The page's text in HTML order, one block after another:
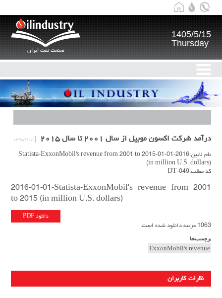
صنعت نفت ایران
1405/5/15
Thursday
درآمد شرکت اکسون موبیل از سال ۲۰۰۱ تا سال ۲۰۱۵ ۱۳۹۵/۲/۱۷
نام لاتین:2016-01-01-Statista-ExxonMobil's revenue from 2001 to 2015
(in million U.S. dollars)
کد مطلب:DT-049
2016-01-01-Statista-ExxonMobil's revenue from 2001
to 2015 (in million U.S. dollars)
دانلود PDF
1063 مرتبه دانلود شده است.
برچسب‌ها
ExxonMobil's revenue
نظرات کاربران